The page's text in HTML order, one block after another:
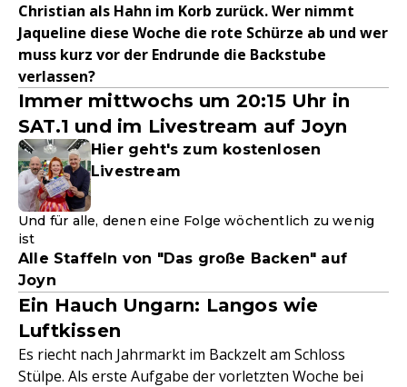
Christian als Hahn im Korb zurück. Wer nimmt
Jaqueline diese Woche die rote Schürze ab und wer
muss kurz vor der Endrunde die Backstube
verlassen?
Immer mittwochs um 20:15 Uhr in
SAT.1 und im Livestream auf Joyn
Hier geht's zum kostenlosen
Livestream
Und für alle, denen eine Folge wöchentlich zu wenig
ist
Alle Staffeln von "Das große Backen" auf
Joyn
Ein Hauch Ungarn: Langos wie
Luftkissen
Es riecht nach Jahrmarkt im Backzelt am Schloss
Stülpe. Als erste Aufgabe der vorletzten Woche bei